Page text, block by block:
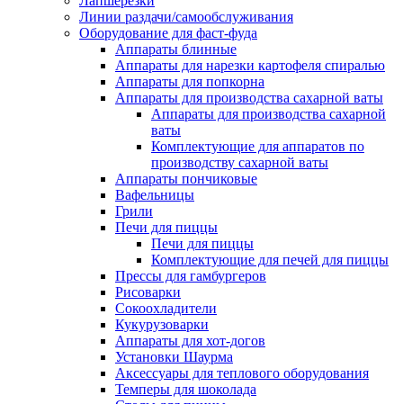
Линии раздачи/самообслуживания
Оборудование для фаст-фуда
Аппараты блинные
Аппараты для нарезки картофеля спиралью
Аппараты для попкорна
Аппараты для производства сахарной ваты
Аппараты для производства сахарной
ваты
Комплектующие для аппаратов по
производству сахарной ваты
Аппараты пончиковые
Вафельницы
Грили
Печи для пиццы
Печи для пиццы
Комплектующие для печей для пиццы
Прессы для гамбургеров
Рисоварки
Сокоохладители
Кукурузоварки
Аппараты для хот-догов
Установки Шаурма
Аксессуары для теплового оборудования
Темперы для шоколада